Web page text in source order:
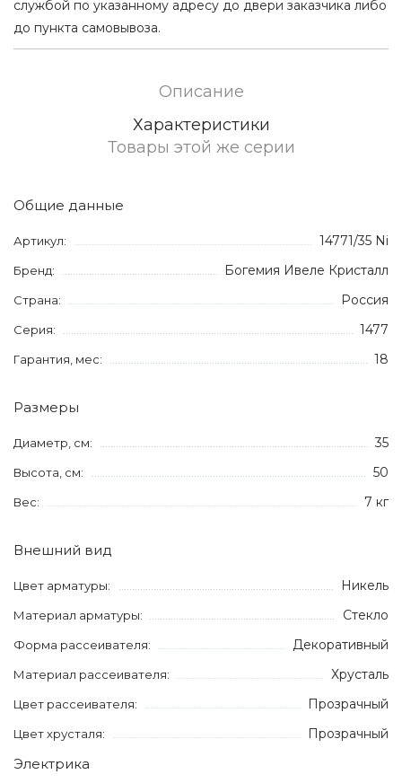
службой по указанному адресу до двери заказчика либо
до пункта самовывоза.
Описание
Характеристики
Товары этой же серии
Общие данные
Артикул: 14771/35 Ni
Бренд: Богемия Ивеле Кристалл
Страна: Россия
Серия: 1477
Гарантия, мес: 18
Размеры
Диаметр, см: 35
Высота, см: 50
Вес: 7 кг
Внешний вид
Цвет арматуры: Никель
Материал арматуры: Стекло
Форма рассеивателя: Декоративный
Материал рассеивателя: Хрусталь
Цвет рассеивателя: Прозрачный
Цвет хрусталя: Прозрачный
Электрика